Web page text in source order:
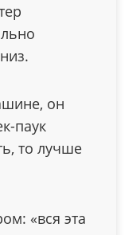
он
паук
то лучше
«вся эта